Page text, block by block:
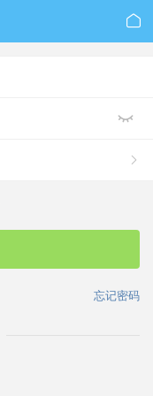



忘记密码